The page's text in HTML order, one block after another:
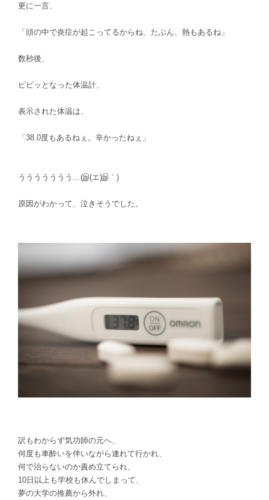
更に一言、
「頭の中で炎症が起こってるからね、 たぶん、熱もあるね」
数秒後、
ピピッとなった体温計、
表示された体温は、
「38.0度もあるねぇ。辛かったねぇ」
ううううううう…(இ(エ)இ｀)
原因がわかって、泣きそうでした。
訳もわからず気功師の元へ、
何度も車酔いを伴いながら連れて行かれ、
何で治らないのか責め立てられ、
10日以上も学校も休んでしまって、
夢の大学の推薦から外れ、